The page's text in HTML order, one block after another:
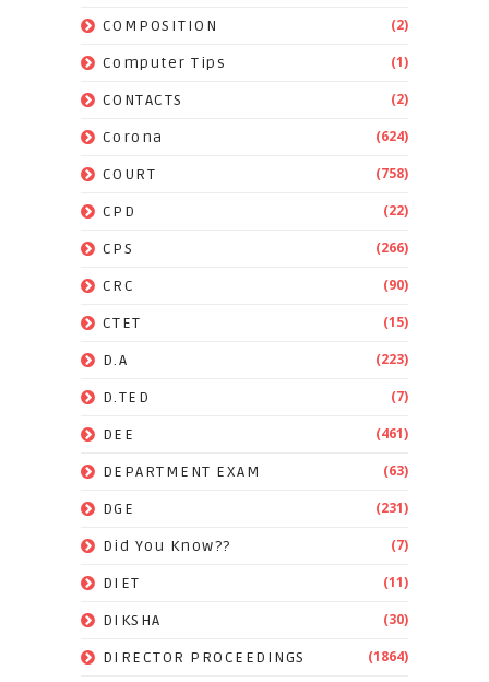
COMPOSITION (2)
Computer Tips (1)
CONTACTS (2)
Corona (624)
COURT (758)
CPD (22)
CPS (266)
CRC (90)
CTET (15)
D.A (223)
D.TED (7)
DEE (461)
DEPARTMENT EXAM (63)
DGE (231)
Did You Know?? (7)
DIET (11)
DIKSHA (30)
DIRECTOR PROCEEDINGS (1864)